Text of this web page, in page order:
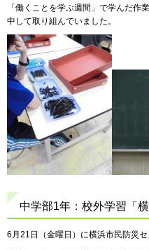
「働くことを学ぶ週間」で学んだ作
中して取り組んでいました。
中学部1年：校外学習「
6月21日（金曜日）に横浜市民防災